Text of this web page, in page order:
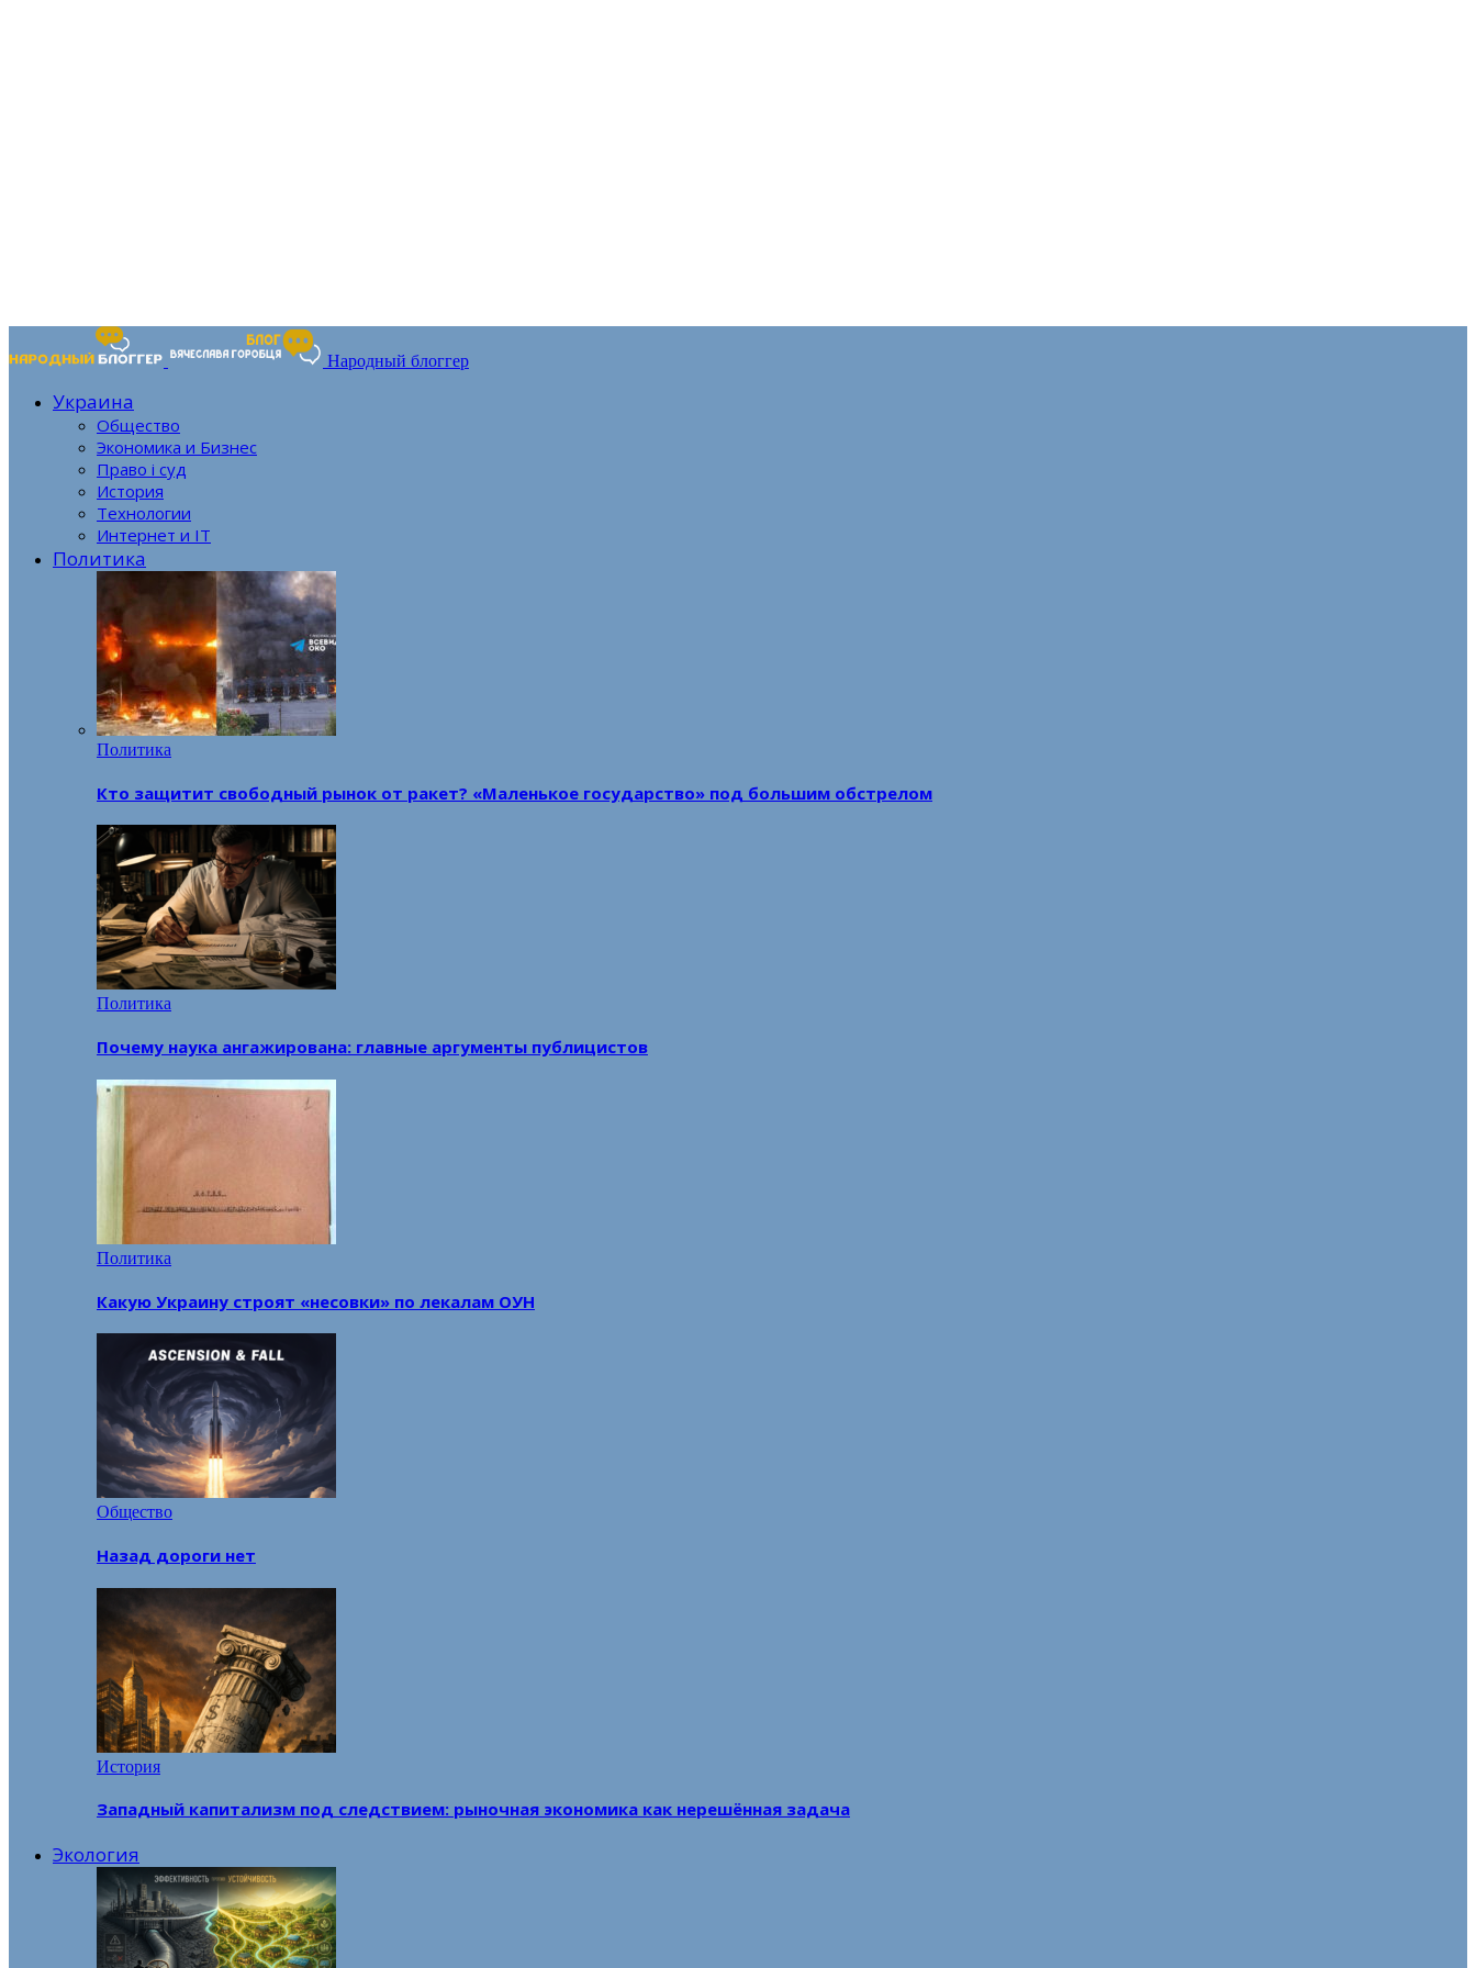
Народный блоггер
Украина
Общество
Экономика и Бизнес
Право і суд
История
Технологии
Интернет и IT
Политика
Политика
Кто защитит свободный рынок от ракет? «Маленькое государство» под большим обстрелом
Политика
Почему наука ангажирована: главные аргументы публицистов
Политика
Какую Украину строят «несовки» по лекалам ОУН
Общество
Назад дороги нет
История
Западный капитализм под следствием: рыночная экономика как нерешённая задача
Экология